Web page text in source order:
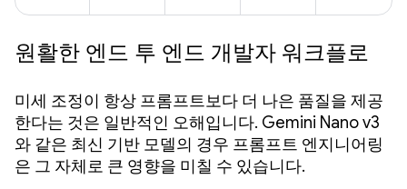
원활한 엔드 투 엔드 개발자 워크플로
미세 조정이 항상 프롬프트보다 더 나은 품질을 제공
한다는 것은 일반적인 오해입니다. Gemini Nano v3
와 같은 최신 기반 모델의 경우 프롬프트 엔지니어링
은 그 자체로 큰 영향을 미칠 수 있습니다.